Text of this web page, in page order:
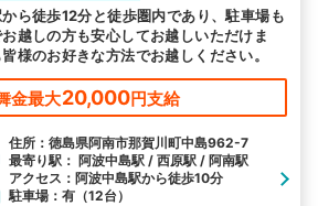
す 院名から探す
ら徒歩12分と徒歩圏内であり、駐車場も
越しの方も安心してお越しいただけま
様のお好きな方法でお越しください。
金最大20,000円支給
住所：徳島県阿南市那賀川町中島962-7
最寄り駅： 阿波中島駅 / 西原駅 / 阿南駅
アクセス：阿波中島駅から徒歩10分
駐車場：有（12台）